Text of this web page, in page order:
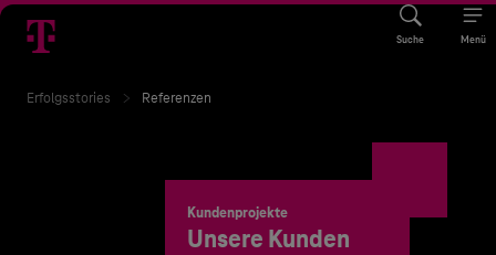
Suche Menü
Erfolgsstories Referenzen
Kundenprojekte
Unsere Kunden